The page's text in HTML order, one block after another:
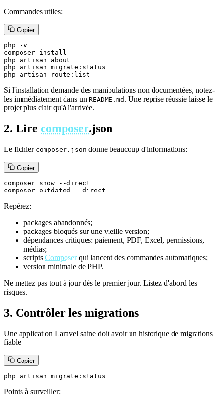
Commandes utiles:
Copier
php -v
composer install
php artisan about
php artisan migrate:status
php artisan route:list
Si l'installation demande des manipulations non documentées, notez-
les immédiatement dans un README.md . Une reprise réussie laisse le
projet plus clair qu'à l'arrivée.
2. Lire composer.json
Le fichier composer.json donne beaucoup d'informations:
Copier
composer show --direct
composer outdated --direct
Repérez:
packages abandonnés;
packages bloqués sur une vieille version;
dépendances critiques: paiement, PDF, Excel, permissions,
médias;
scripts Composerqui lancent des commandes automatiques;
version minimale de PHP.
Ne mettez pas tout à jour dès le premier jour. Listez d'abord les
risques.
3. Contrôler les migrations
Une application Laravel saine doit avoir un historique de migrations
fiable.
Copier
php artisan migrate:status
Points à surveiller: